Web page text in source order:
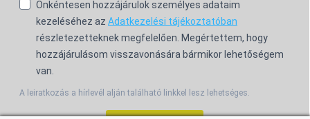
Önkéntesen hozzájárulok személyes adataim
kezeléséhez az Adatkezelési tájékoztatóban
részletezetteknek megfelelően. Megértettem, hogy
hozzájárulásom visszavonására bármikor lehetőségem
van.
A leiratkozás a hírlevél alján található linkkel lesz lehetséges.